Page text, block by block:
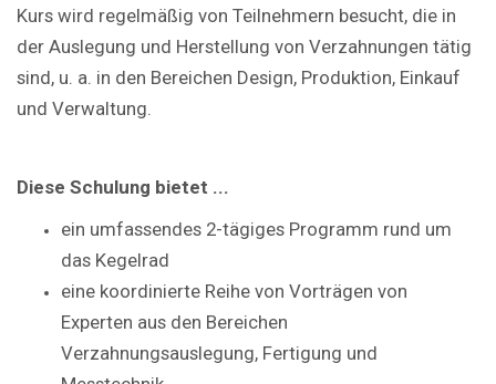
Kurs wird regelmäßig von Teilnehmern besucht, die in
der Auslegung und Herstellung von Verzahnungen tätig
sind, u. a. in den Bereichen Design, Produktion, Einkauf
und Verwaltung.
Diese Schulung bietet ...
ein umfassendes 2-tägiges Programm rund um
das Kegelrad
eine koordinierte Reihe von Vorträgen von
Experten aus den Bereichen
Verzahnungsauslegung, Fertigung und